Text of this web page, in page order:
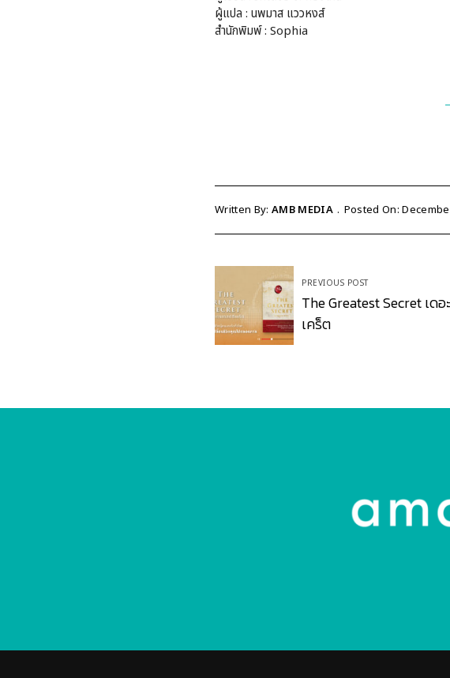
ผู้แปล : นพมาส แววหงส์
สำนักพิมพ์ : Sophia
Written By: AMB MEDIA Posted On:
navigation
PREVIOUS POST
The Greatest Secret เดอ
เคร็ต